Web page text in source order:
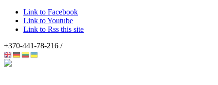
Link to Facebook
Link to Youtube
Link to Rss this site
+370-441-78-216 /